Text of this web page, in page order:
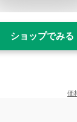
ショップでみる
価